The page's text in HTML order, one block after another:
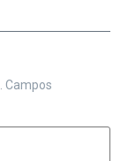
Campos